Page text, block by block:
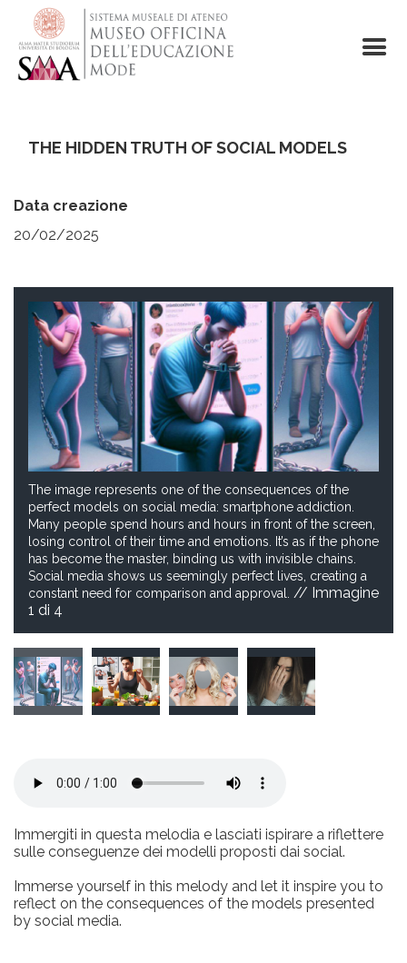
contenuto
principale
THE HIDDEN TRUTH OF SOCIAL MODELS
Data creazione
20/02/2025
The image represents one of the consequences of the
perfect models on social media: smartphone addiction.
Many people spend hours and hours in front of the screen,
losing control of their time and emotions. It’s as if the phone
has become the master, binding us with invisible chains.
Social media shows us seemingly perfect lives, creating a
constant need for comparison and approval. // Immagine
1 di 4
Immergiti in questa melodia e lasciati ispirare a riflettere
sulle conseguenze dei modelli proposti dai social.
Immerse yourself in this melody and let it inspire you to
reflect on the consequences of the models presented
by social media.